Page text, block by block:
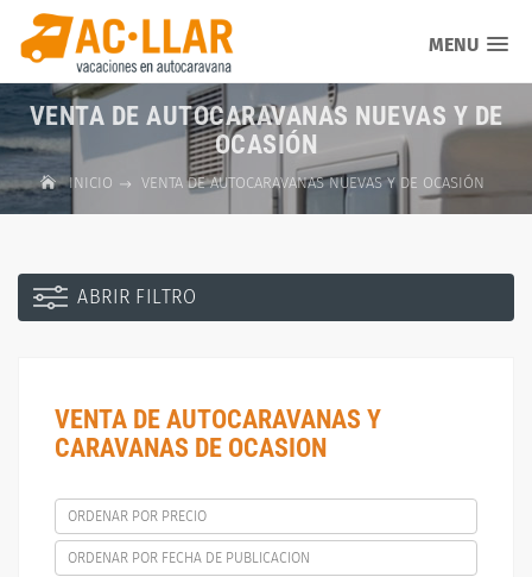
MENU
VENTA DE AUTOCARAVANAS NUEVAS Y DE
OCASIÓN
INICIO VENTA DE AUTOCARAVANAS NUEVAS Y DE OCASIÓN
ABRIR FILTRO
VENTA DE AUTOCARAVANAS Y
CARAVANAS DE OCASION
ORDENAR POR PRECIO
ORDENAR POR FECHA DE PUBLICACION